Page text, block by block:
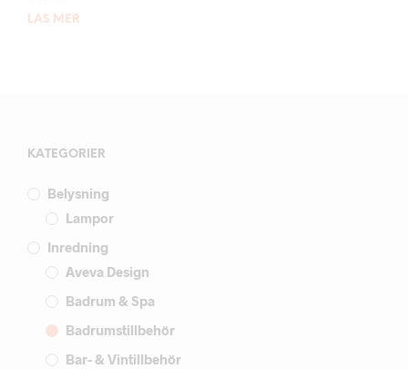
LÄS MER
KATEGORIER
Belysning
Lampor
Inredning
Aveva Design
Badrum & Spa
Badrumstillbehör
Bar- & Vintillbehör